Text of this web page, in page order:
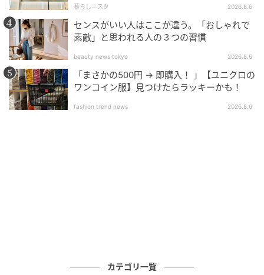
のお問い合わせはご遠慮ください。
※画像・文章の無断転載はご遠慮ください。
コーデアイテム＆ブランド
ジャケット
暮らしニスタ 2026.8.6
センスがいい人はここが違う。「おしゃれで
素敵」と思われる人の３つの習慣
beauty news tokyo 2026.8.6
「まさかの500円 → 即購入！ 」【ユニクロの
ワンコイン服】見つけたらラッキーかも！
fashion trend news 2026.8.6
カテゴリ一覧